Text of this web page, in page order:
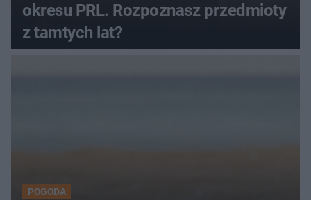
okresu PRL. Rozpoznasz przedmioty
z tamtych lat?
POGODA